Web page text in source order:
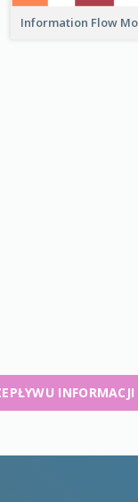
Information Flow